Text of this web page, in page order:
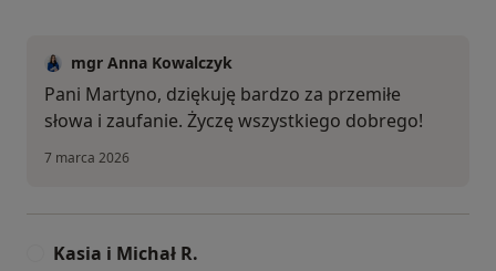
mgr Anna Kowalczyk
Pani Martyno, dziękuję bardzo za przemiłe
słowa i zaufanie. Życzę wszystkiego dobrego!
7 marca 2026
Kasia i Michał R.